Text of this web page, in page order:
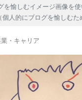
を愉しむイメージ画像を
人的にブログを愉しむた
業・キャリア